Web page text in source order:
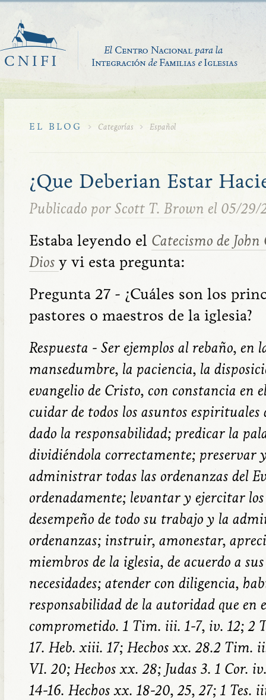
EL BLOG Categorías Español
¿Que Deberian Estar
Publicado porScott T. Brown el 05/29/
Estaba leyendo el Catecismo de
Dios y vi esta pregunta:
Pregunta 27 - ¿Cuáles son los
pastores o maestros de la iglesia?
Respuesta - Ser ejemplos al rebaño,
mansedumbre, la paciencia, la
evangelio de Cristo, con constancia
cuidar de todos los asuntos espirituales
dado la responsabilidad; predicar la
dividiéndola correctamente; preservar
administrar todas las ordenanzas del
ordenadamente; levantar y ejercitar
desempeño de todo su trabajo y la
ordenanzas; instruir, amonestar,
miembros de la iglesia, de acuerdo a
necesidades; atender con diligencia,
responsabilidad de la autoridad que en
comprometido. 1 Tim. iii. 1-7, iv. 12; 2
17. Heb. xiii. 17; Hechos xx. 28.2 Tim.
VI. 20; Hechos xx. 28; Judas 3. 1 Cor.
14-16. Hechos xx. 18-20, 25, 27; 1